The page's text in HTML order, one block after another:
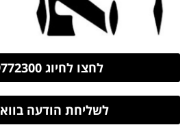
לחצו לחיוג 03-9772300
לשליחת הודעה